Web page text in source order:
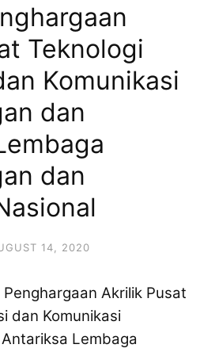
Teknologi
Komunikasi
dan
dan
14, 2020
Akrilik Pusat
dan Komunikasi
Lembaga